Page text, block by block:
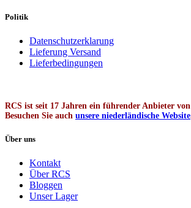
Politik
Datenschutzerklarung
Lieferung Versand
Lieferbedingungen
RCS ist seit 17 Jahren ein führender Anbieter
Besuchen Sie auch unsere niederländische Website
Über uns
Kontakt
Über RCS
Bloggen
Unser Lager